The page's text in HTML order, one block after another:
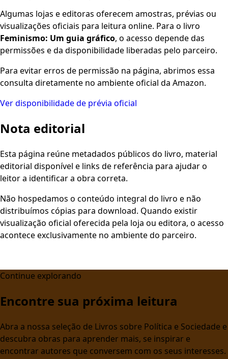
Algumas lojas e editoras oferecem amostras, prévias ou
visualizações oficiais para leitura online. Para o livro
Feminismo: Um guia gráfico, o acesso depende das
permissões e da disponibilidade liberadas pelo parceiro.
Para evitar erros de permissão na página, abrimos essa
consulta diretamente no ambiente oficial da Amazon.
Ver disponibilidade de prévia oficial
Nota editorial
Esta página reúne metadados públicos do livro, material
editorial disponível e links de referência para ajudar o
leitor a identificar a obra correta.
Não hospedamos o conteúdo integral do livro e não
distribuímos cópias para download. Quando existir
visualização oficial oferecida pela loja ou editora, o acesso
acontece exclusivamente no ambiente do parceiro.
Continue explorando
Encontre sua próxima leitura
Abra a nossa seleção de Livros sobre Política e Sociedade e
descubra obras para aprender mais, se inspirar e
encontrar autores que conversem com os seus interesses.